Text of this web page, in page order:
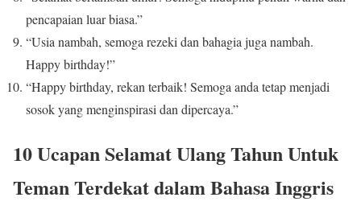
pencapaian luar biasa.”
“Usia nambah, semoga rezeki dan bahagia juga nambah.
Happy birthday!”
“Happy birthday, rekan terbaik! Semoga anda tetap menjadi
sosok yang menginspirasi dan dipercaya.”
10 Ucapan Selamat Ulang Tahun Untuk
Teman Terdekat dalam Bahasa Inggris